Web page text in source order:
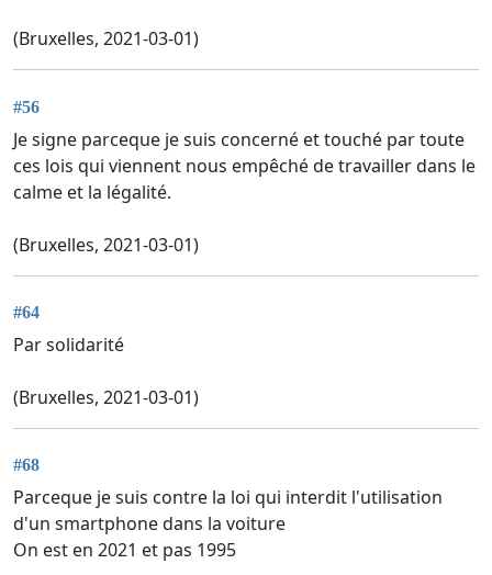
(Bruxelles, 2021-03-01)
#56
Je signe parceque je suis concerné et touché par toute
ces lois qui viennent nous empêché de travailler dans le
calme et la légalité.
(Bruxelles, 2021-03-01)
#64
Par solidarité
(Bruxelles, 2021-03-01)
#68
Parceque je suis contre la loi qui interdit l'utilisation
d'un smartphone dans la voiture
On est en 2021 et pas 1995